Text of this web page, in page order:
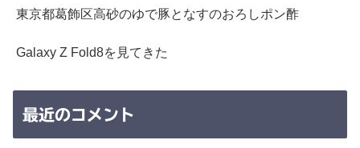
東京都葛飾区高砂のゆで豚となすのおろしポン酢
Galaxy Z Fold8を見てきた
最近のコメント